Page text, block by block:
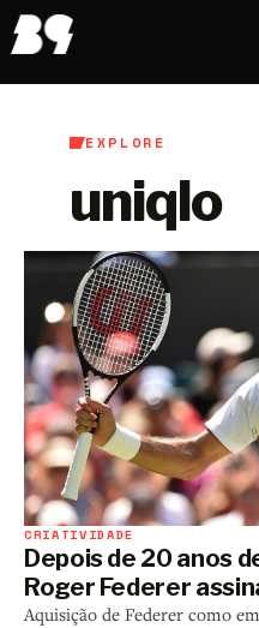
EXPLORE
uniqlo
CRIATIVIDADE
Depois de 20 anos
Roger Federer
Aquisição de Federer como